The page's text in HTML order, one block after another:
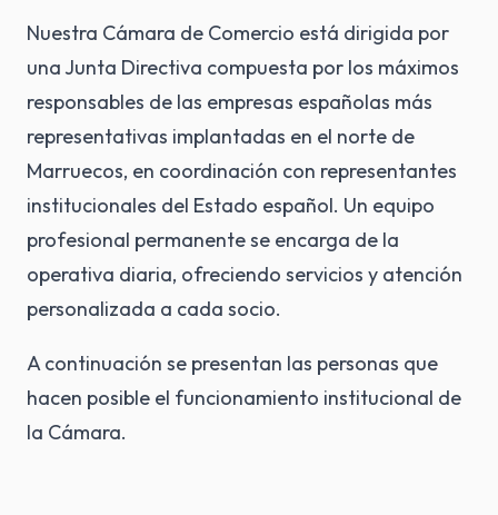
Nuestra Cámara de Comercio está dirigida por
una Junta Directiva compuesta por los máximos
responsables de las empresas españolas más
representativas implantadas en el norte de
Marruecos, en coordinación con representantes
institucionales del Estado español. Un equipo
profesional permanente se encarga de la
operativa diaria, ofreciendo servicios y atención
personalizada a cada socio.
A continuación se presentan las personas que
hacen posible el funcionamiento institucional de
la Cámara.